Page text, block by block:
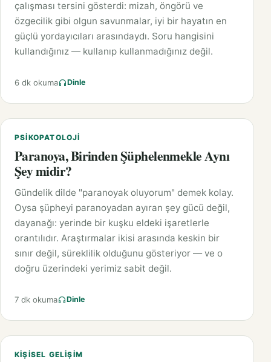
çalışması tersini gösterdi: mizah, öngörü ve
özgecilik gibi olgun savunmalar, iyi bir hayatın en
güçlü yordayıcıları arasındaydı. Soru hangisini
kullandığınız — kullanıp kullanmadığınız değil.
6 dk okuma Dinle
PSIKOPATOLOJI
Paranoya, Birinden Şüphelenmekle Aynı
Şey midir?
Gündelik dilde "paranoyak oluyorum" demek kolay.
Oysa şüpheyi paranoyadan ayıran şey gücü değil,
dayanağı: yerinde bir kuşku eldeki işaretlerle
orantılıdır. Araştırmalar ikisi arasında keskin bir
sınır değil, süreklilik olduğunu gösteriyor — ve o
doğru üzerindeki yerimiz sabit değil.
7 dk okuma Dinle
KIŞISEL GELIŞIM